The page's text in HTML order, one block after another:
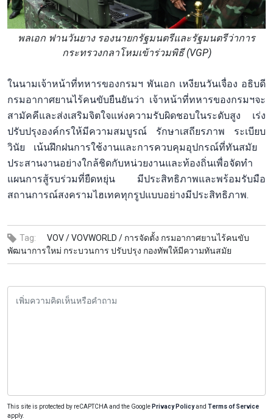
พลเอก ฟานวันยาง รองนายกรัฐมนตรีและรัฐมนตรีว่าการ
กระทรวงกลาโหมเข้าร่วมพิธี (VGP)
ในนามเจ้าหน้าที่ทหารของกรมฯ พันเอก เหงียนวันเจื่อง อธิบดี
กรมอากาศยานไร้คนขับยืนยันว่า เจ้าหน้าที่ทหารของกรมฯจะ
สามัคคีและส่งเสริมจิตใจแห่งความรับผิดชอบในระดับสูง เร่ง
ปรับปรุงองค์กรให้มีความสมบูรณ์ รักษาเสถียรภาพ ระเบียบ
วินัย เน้นฝึกฝนการใช้งานและการควบคุมอุปกรณ์ที่ทันสมัย ​​
ประสานงานอย่างใกล้ชิดกับหน่วยงานและท้องถิ่นเพื่อจัดทำ
แผนการสู้รบร่วมที่ยืดหยุ่น มีประสิทธิภาพและพร้อมรับมือ
สถานการณ์สงครามไฮเทคทุกรูปแบบอย่างมีประสิทธิภาพ.
Tag: VOV /VOVWORLD / การจัดตั้ง กรมอากาศยานไร้คนขับ
พัฒนาการใหม่ กระบวนการ ปรับปรุง กองทัพให้มีความทันสมัย
This site is protected by reCAPTCHA and the Google Privacy Policyand Terms of Service
apply.